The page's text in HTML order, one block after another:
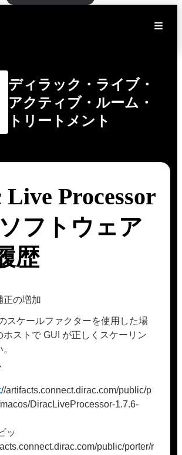
ディラック・ライブ・
アクティブ・ルーム・
トリートメント
Processor
フトウェア
歴
正の増加
スケールファクターを使用した場
ホストで GUI が正しくスケーリン
//artifacts.connect.dirac.com/public/p
DiracLiveProcessor-1.7.6-
ッ
public/porter/r